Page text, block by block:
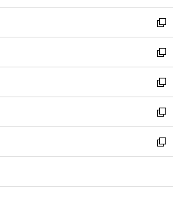
開
く
ウ
で
開
く
ン
ド
ウ
で
開
く
ウ
ィ
ン
ド
ウ
で
開
く
新
し
い
ウ
ィ
ン
ド
ウ
で
開
新
し
い
ウ
ィ
ン
ド
ウ
開
新
し
い
ウ
ィ
ン
ウ
新
し
い
ウ
ン
新
し
ウ